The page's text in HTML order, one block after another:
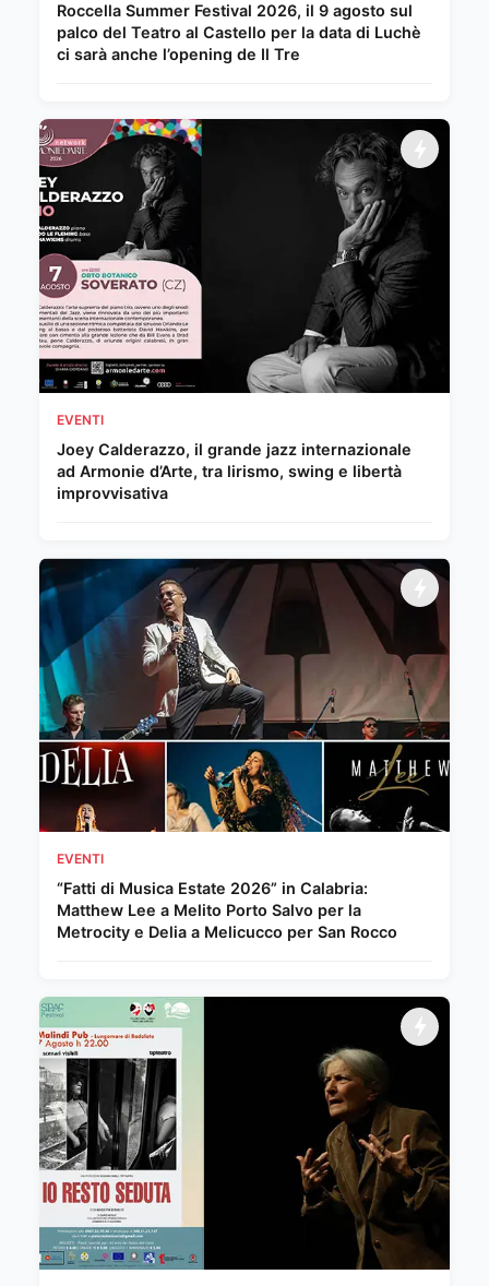
Roccella Summer Festival 2026, il 9 agosto sul
palco del Teatro al Castello per la data di Luchè
ci sarà anche l’opening de Il Tre
EVENTI
Joey Calderazzo, il grande jazz internazionale
ad Armonie d’Arte, tra lirismo, swing e libertà
improvvisativa
EVENTI
“Fatti di Musica Estate 2026” in Calabria:
Matthew Lee a Melito Porto Salvo per la
Metrocity e Delia a Melicucco per San Rocco